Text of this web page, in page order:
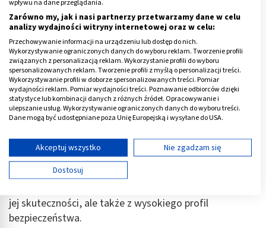
Skutki uboczne gabapentyny
jej skuteczności, ale także z wysokiego profil
bezpieczeństwa.
wpływu na dane przeglądania.
Zarówno my, jak i nasi partnerzy przetwarzamy dane w celu
analizy wydajności witryny internetowej oraz w celu:
Przechowywanie informacji na urządzeniu lub dostęp do nich.
Wykorzystywanie ograniczonych danych do wyboru reklam. Tworzenie profili
związanych z personalizacją reklam. Wykorzystanie profili do wyboru
spersonalizowanych reklam. Tworzenie profili z myślą o personalizacji treści.
Wykorzystywanie profili w doborze spersonalizowanych treści. Pomiar
wydajności reklam. Pomiar wydajności treści. Poznawanie odbiorców dzięki
statystyce lub kombinacji danych z różnych źródeł. Opracowywanie i
ulepszanie usług. Wykorzystywanie ograniczonych danych do wyboru treści.
Dane mogą być udostępniane poza Unię Europejską i wysyłane do USA.
Wyświetl listę partnerów (11 dostawców IAB)
Używamy Twoich danych w następujących celach:
Cele przetwarzania IAB:
dostęp do nich
Akceptuj wszystko
Nie zgadzam się
Dostosuj